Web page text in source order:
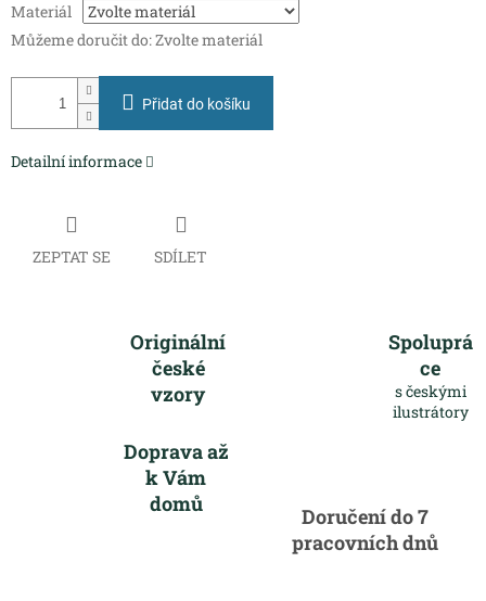
cena:
Materiál
Můžeme doručit do:Zvolte materiál
Přidat do košíku
Detailní informace
ZEPTAT SE SDÍLET
Originální
české
vzory
Spoluprá
ce
s českými
ilustrátory
Doprava až
k Vám
domů
Doručení do 7
pracovních dnů